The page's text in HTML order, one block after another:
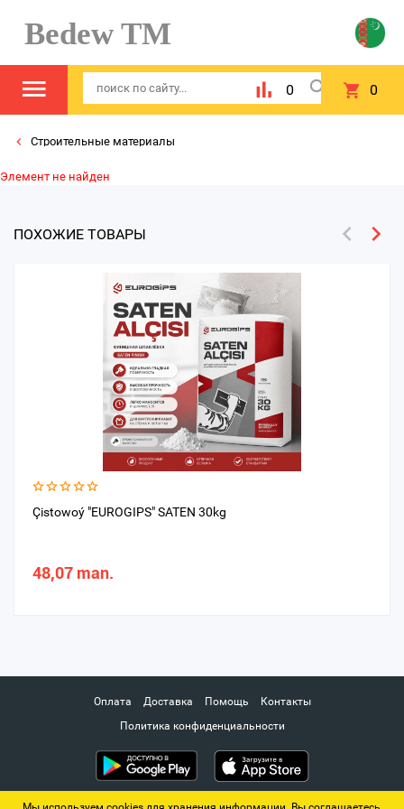
Bedew TM
0 0
Строительные материалы
Элемент не найден
ПОХОЖИЕ ТОВАРЫ
Çistowoý "EUROGIPS" SATEN 30kg
48,07 man.
Оплата Доставка Помощь
Контакты
Политика конфиденциальности